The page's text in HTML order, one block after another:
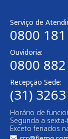
Serviço de
0800
Ouvidoria:
0800
Recepção Sede:
(31)
Horário de
Segunda a
Exceto feriados